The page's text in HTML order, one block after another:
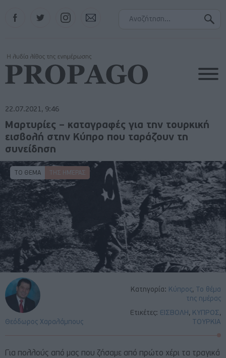
Instagram
22.07.2021, 9:46
ΤΟ ΘΕΜΑ ΤΗΣ ΗΜΈΡΑΣ
Κατηγορία: Κύπρος, Το θέμα
της ημέρας
Ετικέτες: ΕΙΣΒΟΛΗ , ΚΥΠΡΟΣ,
ΤΟΥΡΚΙΑ
Θεόδωρος Χαραλάμπους
Μαρτυρίες – καταγραφές για την τουρκική
εισβολή στην Κύπρο που ταράζουν τη
συνείδηση
Για πολλούς από μας που ζήσαμε από πρώτο χέρι τα τραγικά